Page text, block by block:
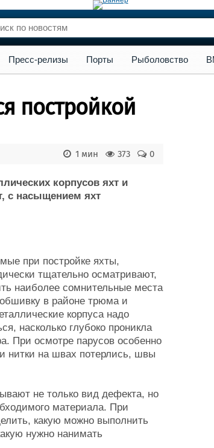
Флот
Форум
Отзывы
Пресс-релизы Порты Рыболовство
постройкой
0
373
1 мин
корпусов яхт и
с насыщением яхт
при постройке яхты,
тщательно осматривают,
наиболее сомнительные места
в районе трюма и
корпуса надо
насколько глубоко проникла
При осмотре парусов особенно
нитки на швах потерлись, швы
не только вид дефекта, но
материала. При
какую можно выполнить
нужно нанимать